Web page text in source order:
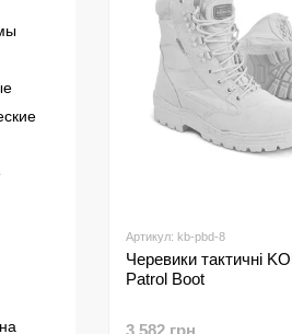
Артикул: kb-pbd-8
Черевики тактичні
Patrol Boot
3 582 грн